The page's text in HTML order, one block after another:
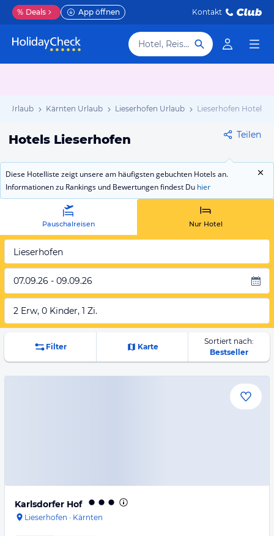
% Deals App öffnen Kontakt
Hotel, Reiseziel
Urlaub Kärnten Urlaub Lieserhofen Urlaub Lieserhofen Hotels
Hotels Lieserhofen Teilen
Diese Hotelliste zeigt unsere am häufigsten gebuchten Hotels an.
Informationen zu Rankings und Bewertungen findest Du hier
Pauschalreisen Nur Hotel
Lieserhofen
07.09.26 - 09.09.26
2 Erw, 0 Kinder, 1 Zi.
Filter Karte
Sortiert nach:
Bestseller
Karlsdorfer Hof
Lieserhofen · Kärnten